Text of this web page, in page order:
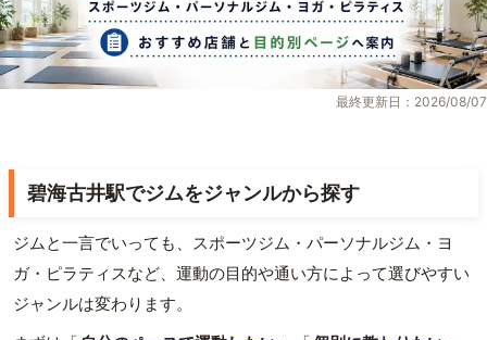
最終更新日：2026/08/07
碧海古井駅でジムをジャンルから探す
ジムと一言でいっても、スポーツジム・パーソナルジム・ヨ
ガ・ピラティスなど、運動の目的や通い方によって選びやすい
ジャンルは変わります。